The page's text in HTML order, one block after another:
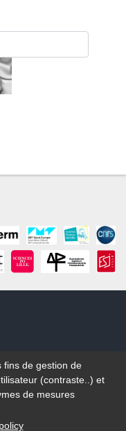
- 2023/2026
fins de gestion de
(contraste..) et
de mesures